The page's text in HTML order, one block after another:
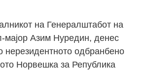
на Генералштабот на
мајор Азим Нуредин, денес
нерезидентното одбранбено
Норвешка за Република